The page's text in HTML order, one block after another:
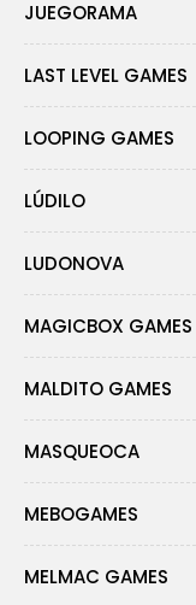
JUEGORAMA
LAST LEVEL GAMES
LOOPING GAMES
LÚDILO
LUDONOVA
MAGICBOX GAMES
MALDITO GAMES
MASQUEOCA
MEBOGAMES
MELMAC GAMES